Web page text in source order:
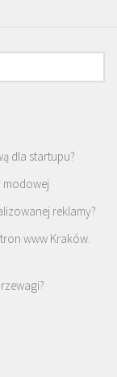
dla startupu?
modowej
reklamy?
www Kraków.